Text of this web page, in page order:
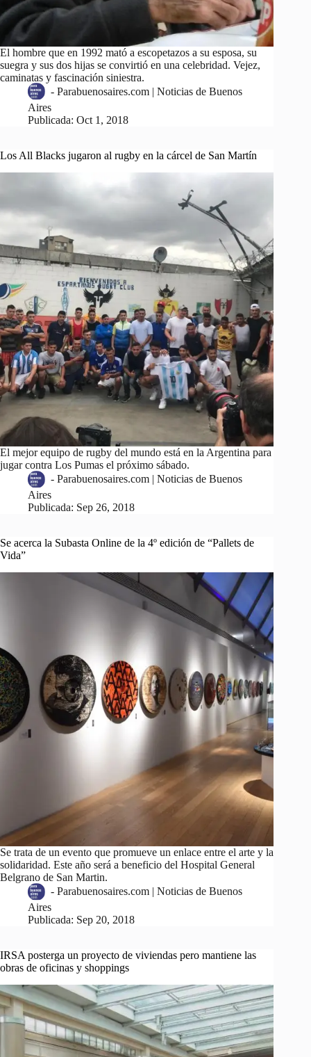
El hombre que en 1992 mató a escopetazos a su esposa, su
suegra y sus dos hijas se convirtió en una celebridad. Vejez,
caminatas y fascinación siniestra.
- Parabuenosaires.com | Noticias de Buenos
Aires
Publicada: Oct 1, 2018
Los All Blacks jugaron al rugby en la cárcel de San Martín
El mejor equipo de rugby del mundo está en la Argentina para
jugar contra Los Pumas el próximo sábado.
- Parabuenosaires.com | Noticias de Buenos
Aires
Publicada: Sep 26, 2018
Se acerca la Subasta Online de la 4º edición de “Pallets de
Vida”
Se trata de un evento que promueve un enlace entre el arte y la
solidaridad. Este año será a beneficio del Hospital General
Belgrano de San Martin.
- Parabuenosaires.com | Noticias de Buenos
Aires
Publicada: Sep 20, 2018
IRSA posterga un proyecto de viviendas pero mantiene las
obras de oficinas y shoppings